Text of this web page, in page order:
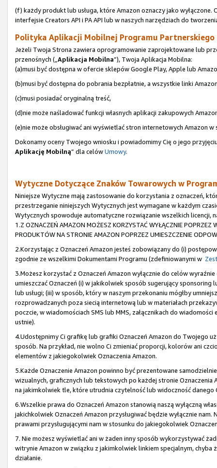
(f) każdy produkt lub usługa, które Amazon oznaczy jako
interfejsie Creators API i PA API lub w naszych narzędziach do
Polityka Aplikacji Mobilnej Programu
Jeżeli Twoja Strona zawiera oprogramowanie zaprojektowane lub
przenośnych („ Aplikacja Mobilna”), Twoja Aplikacja Mobilna:
(a)musi być dostępna w ofercie sklepów Google Play, Apple lub
(b)musi być dostępna do pobrania bezpłatnie, a wszystkie linki
(c)musi posiadać oryginalną treść,
(d)nie może naśladować funkcji własnych aplikacji zakupowych
(e)nie może obsługiwać ani wyświetlać stron internetowych Amazon w
Dokonamy oceny Twojego wniosku i powiadomimy Cię o jego
Aplikację Mobilną” dla celówUmowy.
Wytyczne Dotyczące Znaków Towarowych w
Niniejsze Wytyczne mają zastosowanie do korzystania z oznaczeń,
przestrzeganie niniejszych Wytycznych jest wymagane w każdym
Wytycznych spowoduje automatyczne rozwiązanie wszelkich licencji,
1.Z OZNACZEŃ AMAZON MOŻESZ KORZYSTAĆ WYŁĄCZNIE POPRZEZ
PRODUKTÓW NA STRONIE AMAZON POPRZEZ UMIESZCZENIE
2.Korzystając z Oznaczeń Amazon jesteś zobowiązany do (i)
zgodnie ze wszelkimi Dokumentami Programu (zdefiniowanymi w
3.Możesz korzystać z Oznaczeń Amazon wyłącznie do celów
umieszczać Oznaczeń (i) w jakikolwiek sposób sugerujący
lub usługi; (iii) w sposób, który w naszym przekonaniu mógłby
rozprowadzanych poza siecią internetową lub w materiałach
poczcie, w wiadomościach SMS lub MMS, załącznikach do
ustnie).
4.Udostępnimy Ci grafikę lub grafiki Oznaczeń Amazon do Twojego
sposób. Na przykład, nie wolno Ci zmieniać proporcji, kolorów ani
elementów z jakiegokolwiek Oznaczenia Amazon.
5.Każde Oznaczenie Amazon powinno być prezentowane
wizualnych, graficznych lub tekstowych po każdej stronie Oznaczenia
na jakimkolwiek tle, które utrudnia czytelność lub widoczność danego
6.Wszelkie prawa do Oznaczeń Amazon stanowią naszą wyłączną
jakichkolwiek Oznaczeń Amazon przysługiwać będzie wyłącznie
prawami przysługującymi nam w stosunku do jakiegokolwiek
7. Nie możesz wyświetlać ani w żaden inny sposób wykorzystywać
witrynie Amazon w związku z jakimkolwiek linkiem specjalnym,
działanie.